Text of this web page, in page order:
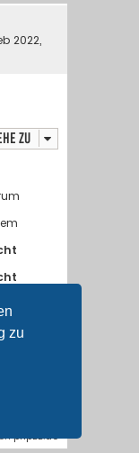
zu
2022,
zu
Software
phpBB.de